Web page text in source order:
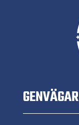
GENVÄGAR